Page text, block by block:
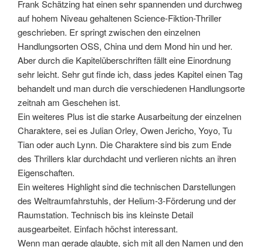
Frank Schätzing hat einen sehr spannenden und durchweg
auf hohem Niveau gehaltenen Science-Fiktion-Thriller
geschrieben. Er springt zwischen den einzelnen
Handlungsorten OSS, China und dem Mond hin und her.
Aber durch die Kapitelüberschriften fällt eine Einordnung
sehr leicht. Sehr gut finde ich, dass jedes Kapitel einen Tag
behandelt und man durch die verschiedenen Handlungsorte
zeitnah am Geschehen ist.
Ein weiteres Plus ist die starke Ausarbeitung der einzelnen
Charaktere, sei es Julian Orley, Owen Jericho, Yoyo, Tu
Tian oder auch Lynn. Die Charaktere sind bis zum Ende
des Thrillers klar durchdacht und verlieren nichts an ihren
Eigenschaften.
Ein weiteres Highlight sind die technischen Darstellungen
des Weltraumfahrstuhls, der Helium-3-Förderung und der
Raumstation. Technisch bis ins kleinste Detail
ausgearbeitet. Einfach höchst interessant.
Wenn man gerade glaubte, sich mit all den Namen und den